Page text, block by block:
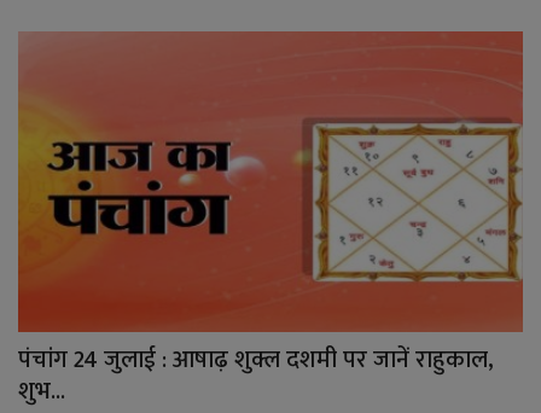
पंचांग 24 जुलाई : आषाढ़ शुक्ल दशमी पर जानें राहुकाल,
शुभ...